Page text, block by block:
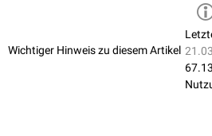
Wichtiger Hinweis zu diesem Artikel